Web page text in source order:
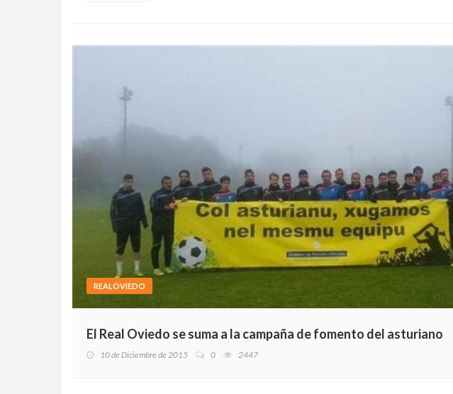
REALOVIEDO
El Real Oviedo se suma a la campaña de fomento del asturiano
10 de Diciembre de 2015 0 2447